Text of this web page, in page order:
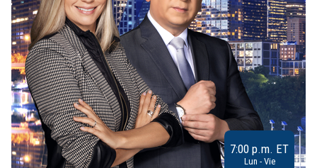
7:00 p.m. ET
Lun - Vie